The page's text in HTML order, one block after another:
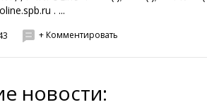
. ...
+ Комментировать
новости: